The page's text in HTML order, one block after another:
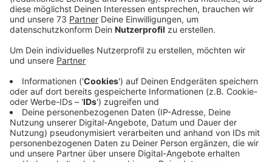
Anzeige
Eintritt frei aber Anmeldung nötig
Anzeige
Künstliche Intelligenz verändert unser Leben. Sie
macht vieles einfacher, birgt aber auch Gefahren.